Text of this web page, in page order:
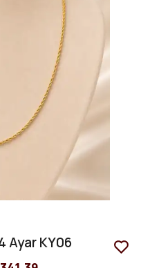
Ayar KY06